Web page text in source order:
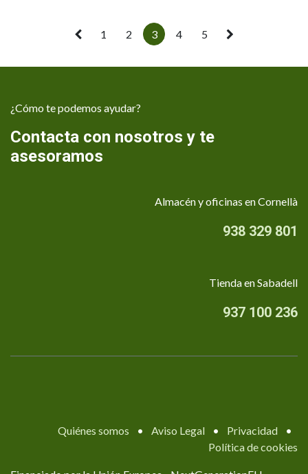
1 2 3 4 5
¿Cómo te podemos ayudar?
Contacta con nosotros y te
asesoramos
Almacén y oficinas en Cornellà
938 329 801
Tienda en Sabadell
937 100 236
Quiénes somos • Aviso Legal • Privacidad
•
Política de cookies